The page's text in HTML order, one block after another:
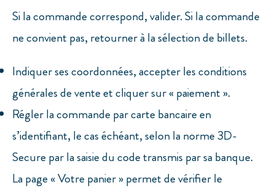
Si la commande correspond, valider. Si la commande
ne convient pas, retourner à la sélection de billets.
Indiquer ses coordonnées, accepter les conditions
générales de vente et cliquer sur « paiement ».
Régler la commande par carte bancaire en
s’identifiant, le cas échéant, selon la norme 3D-
Secure par la saisie du code transmis par sa banque.
La page « Votre panier » permet de vérifier le